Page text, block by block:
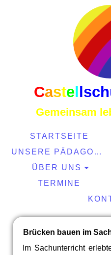
Castel
Gemeinsam
STARTSEITE
UNSERE PÄDAGOGIK
ÜBER UNS
TERMINE
Brücken bauen im
Im Sachunterricht